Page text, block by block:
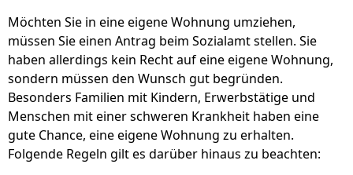
Möchten Sie in eine eigene Wohnung umziehen,
müssen Sie einen Antrag beim Sozialamt stellen. Sie
haben allerdings kein Recht auf eine eigene Wohnung,
sondern müssen den Wunsch gut begründen.
Besonders Familien mit Kindern, Erwerbstätige und
Menschen mit einer schweren Krankheit haben eine
gute Chance, eine eigene Wohnung zu erhalten.
Folgende Regeln gilt es darüber hinaus zu beachten: